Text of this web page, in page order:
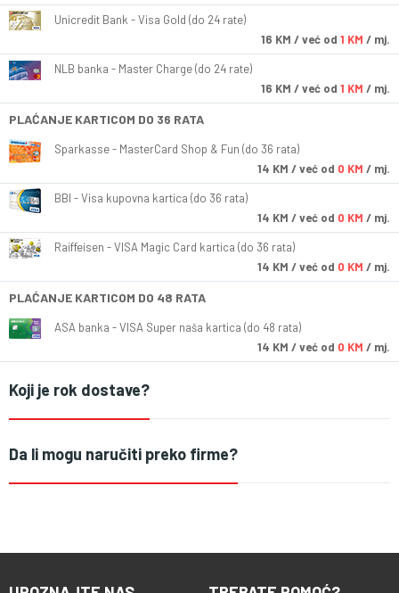
Unicredit Bank - Visa Gold (do 24 rate)
16 KM / već od 1 KM / mj.
NLB banka - Master Charge (do 24 rate)
16 KM / već od 1 KM / mj.
PLAĆANJE KARTICOM DO 36 RATA
Sparkasse - MasterCard Shop & Fun (do 36 rata)
14 KM / već od 0 KM / mj.
BBI - Visa kupovna kartica (do 36 rata)
14 KM / već od 0 KM / mj.
Raiffeisen - VISA Magic Card kartica (do 36 rata)
14 KM / već od 0 KM / mj.
PLAĆANJE KARTICOM DO 48 RATA
ASA banka - VISA Super naša kartica (do 48 rata)
14 KM / već od 0 KM / mj.
Koji je rok dostave?
Da li mogu naručiti preko firme?